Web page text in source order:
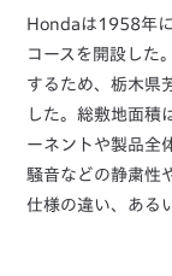
Hondaは1958年
コースを開設した
するため、栃木県
した。総敷地面積
ーネントや製品全
騒音などの静粛性
仕様の違い、ある